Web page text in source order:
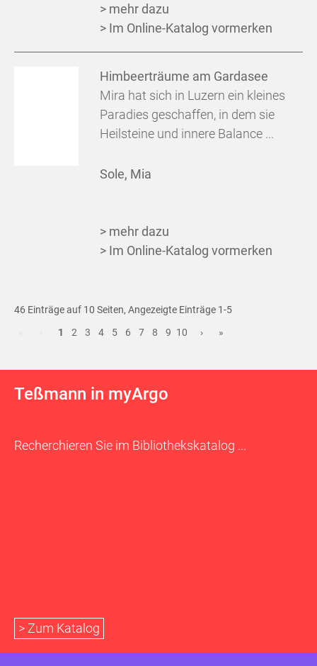
> mehr dazu
> Im Online-Katalog vormerken
Himbeerträume am Gardasee
Mira hat sich in Luzern ein kleines
Paradies geschaffen, in dem sie
Heilsteine und innere Balance ...
Sole, Mia
> mehr dazu
> Im Online-Katalog vormerken
46 Einträge auf 10 Seiten, Angezeigte Einträge 1-5
1 2 3 4 5 6 7 8 9 10 › »
Teßmann in myArgo
Recherchieren Sie im Bibliothekskatalog ...
> Zum Katalog